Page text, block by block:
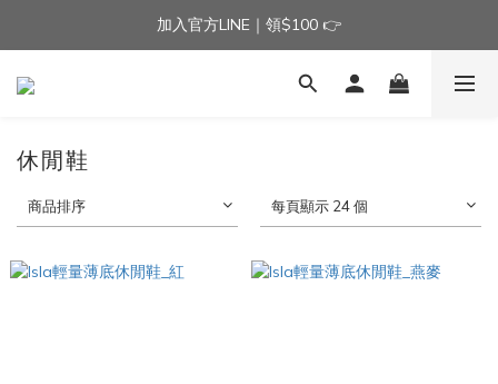
加入官方LINE｜領$100 👉
加入官方LINE｜領$100 👉
滿$3000免運費 | 滿$5000贈AISLE方塊酥髮夾乙個
休閒鞋
商品排序 每頁顯示 24 個